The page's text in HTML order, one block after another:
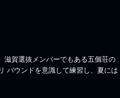
滋賀選抜メンバーでもある五個荘の
バウンドを意識して練習し、夏には